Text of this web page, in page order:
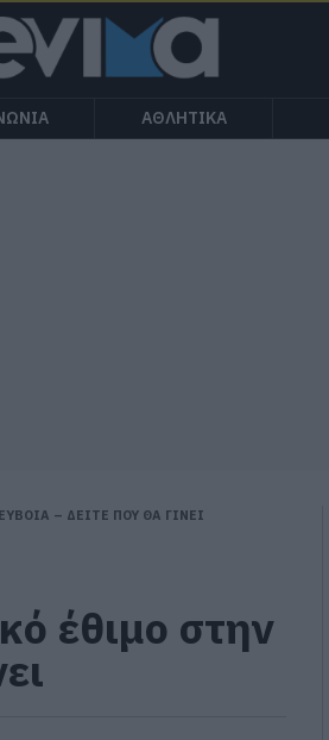
ΑΘΛΗΤΙΚΑ
– ΔΕΙΤΕ ΠΟΥ ΘΑ ΓΙΝΕΙ
έθιμο στην